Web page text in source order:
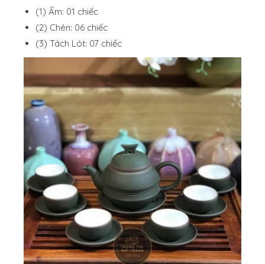
(1) Ấm: 01 chiếc
(2) Chén: 06 chiếc
(3) Tách Lót: 07 chiếc